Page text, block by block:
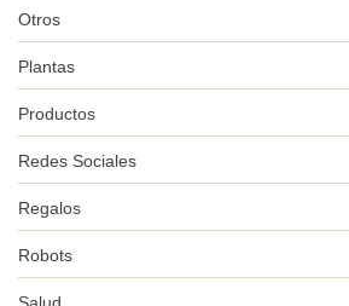
Otros
Plantas
Productos
Redes Sociales
Regalos
Robots